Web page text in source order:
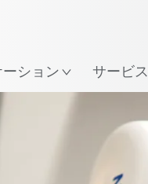
ション サービス